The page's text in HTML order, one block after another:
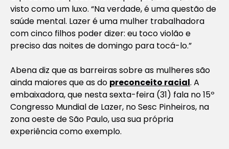
visto como um luxo. “Na verdade, é uma questão de
saúde mental. Lazer é uma mulher trabalhadora
com cinco filhos poder dizer: eu toco violão e
preciso das noites de domingo para tocá-lo.”
Abena diz que as barreiras sobre as mulheres são
ainda maiores que as do preconceito racial. A
embaixadora, que nesta sexta-feira (31) fala no 15º
Congresso Mundial de Lazer, no Sesc Pinheiros, na
zona oeste de São Paulo, usa sua própria
experiência como exemplo.